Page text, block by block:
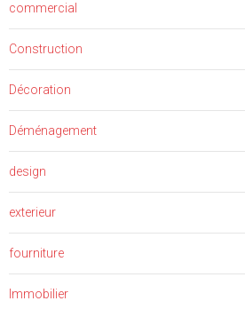
commercial
Construction
Décoration
Déménagement
design
exterieur
fourniture
Immobilier